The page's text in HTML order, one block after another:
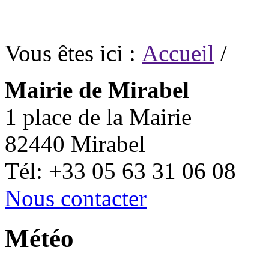
Vous êtes ici : Accueil /
Mairie de Mirabel
1 place de la Mairie
82440 Mirabel
Tél: +33 05 63 31 06 08
Nous contacter
Météo